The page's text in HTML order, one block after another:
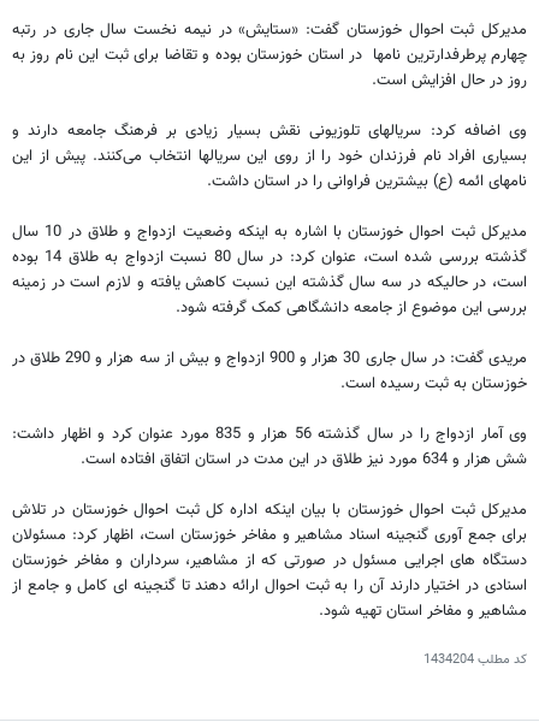
مدیرکل ثبت احوال خوزستان گفت: «ستایش» در نیمه نخست سال جاری در رتبه
چهارم پرطرفدارترین نامها در استان خوزستان بوده و تقاضا برای ثبت این نام روز به
روز در حال افزایش است.
وی اضافه کرد: سریالهای تلوزیونی نقش بسیار زیادی بر فرهنگ جامعه دارند و
بسیاری افراد نام فرزندان خود را از روی این سریالها انتخاب می‌کنند. پیش از این
نامهای ائمه (ع) بیشترین فراوانی را در استان داشت.
مدیرکل ثبت احوال خوزستان با اشاره به اینکه وضعیت ازدواج و طلاق در 10 سال
گذشته بررسی شده است، عنوان کرد: در سال 80 نسبت ازدواج به طلاق 14 بوده
است، در حالیکه در سه سال گذشته این نسبت کاهش یافته و لازم است در زمینه
بررسی این موضوع از جامعه دانشگاهی کمک گرفته شود.
مریدی گفت: در سال جاری 30 هزار و 900 ازدواج و بیش از سه هزار و 290 طلاق در
خوزستان به ثبت رسیده است.
وی آمار ازدواج را در سال گذشته 56 هزار و 835 مورد عنوان کرد و اظهار داشت:
شش هزار و 634 مورد نیز طلاق در این مدت در استان اتفاق افتاده است.
مدیرکل ثبت احوال خوزستان با بیان اینکه اداره کل ثبت احوال خوزستان در تلاش
برای جمع آوری گنجینه اسناد مشاهیر و مفاخر خوزستان است، اظهار کرد: مسئولان
دستگاه های اجرایی مسئول در صورتی که از مشاهیر، سرداران و مفاخر خوزستان
اسنادی در اختیار دارند آن را به ثبت احوال ارائه دهند تا گنجینه ای کامل و جامع از
مشاهیر و مفاخر استان تهیه شود.
کد مطلب1434204